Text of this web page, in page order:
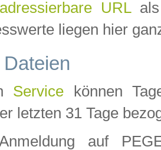
URLals
liegen hier
Service können
letzten 31 Tage
auf